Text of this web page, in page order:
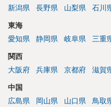
新潟県
長野県 山梨県 石川
東海
愛知県
静岡県 岐阜県 三重
関西
大阪府
兵庫県 京都府 滋賀
中国
広島県
岡山県 山口県 鳥取